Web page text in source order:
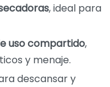
, ideal para
uso compartido,
y menaje.
descansar y